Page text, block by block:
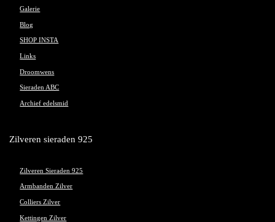
Galerie
Blog
SHOP INSTA
Links
Droomwens
Sieraden ABC
Archief edelsmid
Zilveren sieraden 925
Zilveren Sieraden 925
Armbanden Zilver
Colliers Zilver
Kettingen Zilver